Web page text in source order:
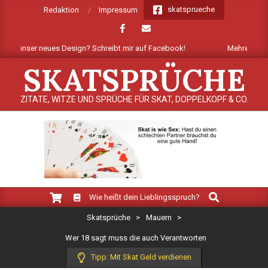
Redaktion Impressum skatsprueche
neues Design? Schreibt mir auf Facebook! Mehrere
SKATSPRÜCHE
ZITATE, WITZE UND SPRÜCHE FÜR SKAT, DOPPELKOPF & CO.
Navigation
Wie heißt dein Lieblingsspruch?
Search
Skatsprüche > Mauern >
Wer 18 sagt muss die auch Verantworten
Tipp: Mit Skat Geld verdienen